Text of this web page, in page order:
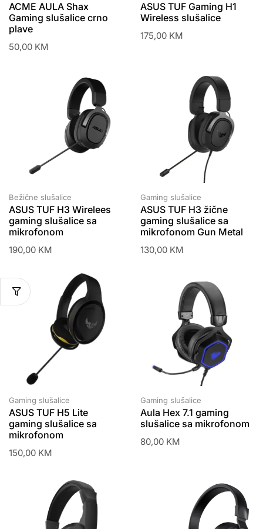
ACME AULA Shax
Gaming slušalice crno
plave
50,00 KM
ASUS TUF Gaming H1
Wireless slušalice
175,00 KM
Bežične slušalice
ASUS TUF H3 Wirelees
gaming slušalice sa
mikrofonom
190,00 KM
Gaming slušalice
ASUS TUF H3 žične
gaming slušalice sa
mikrofonom Gun Metal
130,00 KM
Gaming slušalice
ASUS TUF H5 Lite
gaming slušalice sa
mikrofonom
150,00 KM
Gaming slušalice
Aula Hex 7.1 gaming
slušalice sa mikrofonom
80,00 KM